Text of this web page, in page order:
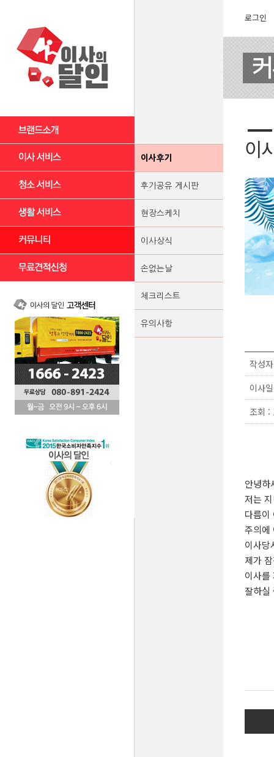
이사후기
후기공유 게시판
현장스케치
이사상식
손없는날
체크리스트
유의사항
로그인
이
작성
이사
조회 :
안녕하
저는
다름이
주의에
이사당
제가
이사를
잘하실